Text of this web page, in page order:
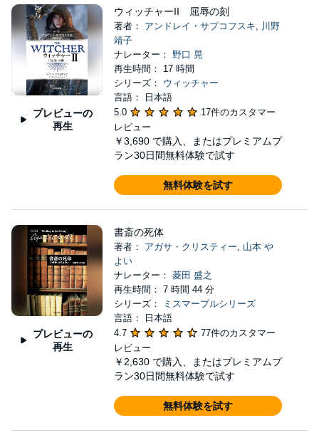
プレビューの
再生
ウィッチャーII 屈辱の刻
著者： アンドレイ・サプコフスキ, 川野
靖子
ナレーター： 野口 晃
再生時間： 17 時間
シリーズ： ウィッチャー
言語： 日本語
5.0
17件のカスタマー
レビュー
￥3,690 で購入、またはプレミアムプ
ラン30日間無料体験で試す
無料体験を試す
プレビューの
再生
書斎の死体
著者： アガサ・クリスティー, 山本 や
よい
ナレーター： 菱田 盛之
再生時間： 7 時間 44 分
シリーズ：
ミスマープルシリーズ
言語： 日本語
4.7
77件のカスタマー
レビュー
￥2,630 で購入、またはプレミアムプ
ラン30日間無料体験で試す
無料体験を試す